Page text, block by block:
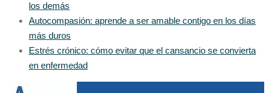
los demás
Autocompasión: aprende a ser amable contigo en los días
más duros
Estrés crónico: cómo evitar que el cansancio se convierta
en enfermedad